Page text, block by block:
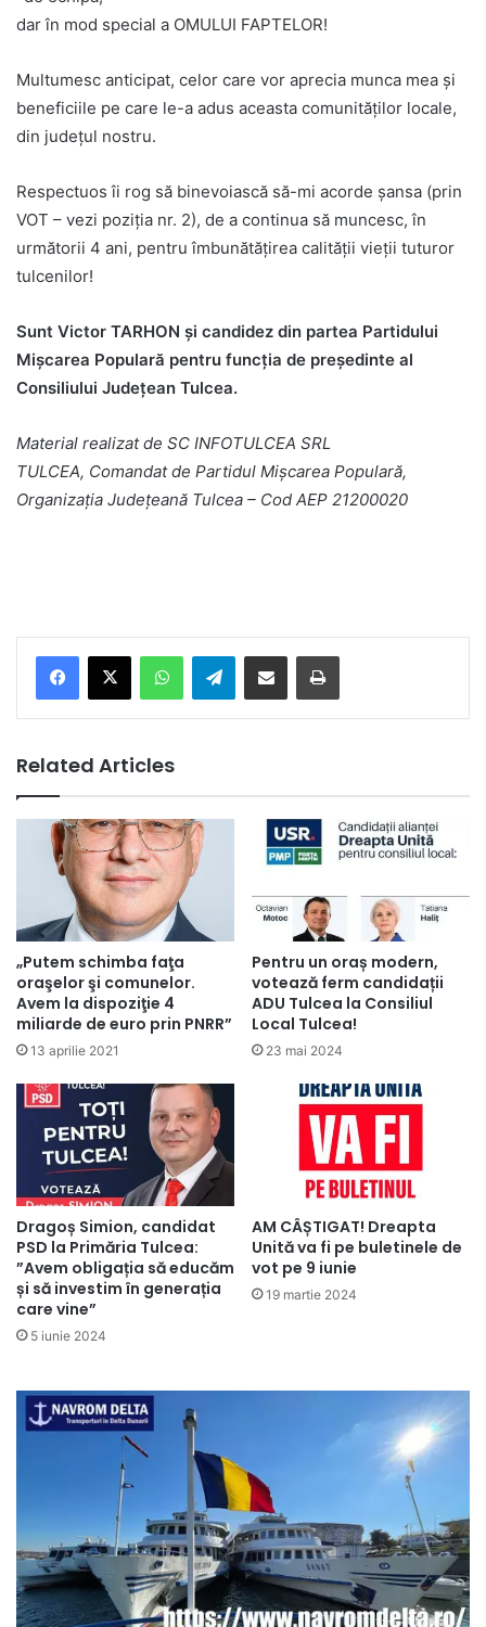
dar în mod special a OMULUI FAPTELOR!
Multumesc anticipat, celor care vor aprecia munca mea şi
beneficiile pe care le-a adus aceasta comunităților locale,
din județul nostru.
Respectuos îi rog să binevoiască să-mi acorde șansa (prin
VOT – vezi poziția nr. 2), de a continua să muncesc, în
următorii 4 ani, pentru îmbunătățirea calității vieții tuturor
tulcenilor!
Sunt Victor TARHON şi candidez din partea Partidului
Mişcarea Populară pentru funcţia de preşedinte al
Consiliului Judeţean Tulcea.
Material realizat de SC INFOTULCEA SRL
TULCEA, Comandat de Partidul Mișcarea Populară,
Organizația Județeană Tulcea – Cod AEP 21200020
Telegram
Related Articles
„Putem schimba faţa
oraşelor şi comunelor.
Avem la dispoziţie 4
miliarde de euro prin PNRR”
13 aprilie 2021
Pentru un oraș modern,
votează ferm candidații
ADU Tulcea la Consiliul
Local Tulcea!
23 mai 2024
Dragoș Simion, candidat
PSD la Primăria Tulcea:
”Avem obligația să educăm
și să investim în generația
care vine”
5 iunie 2024
AM CÂȘTIGAT! Dreapta
Unită va fi pe buletinele de
vot pe 9 iunie
19 martie 2024